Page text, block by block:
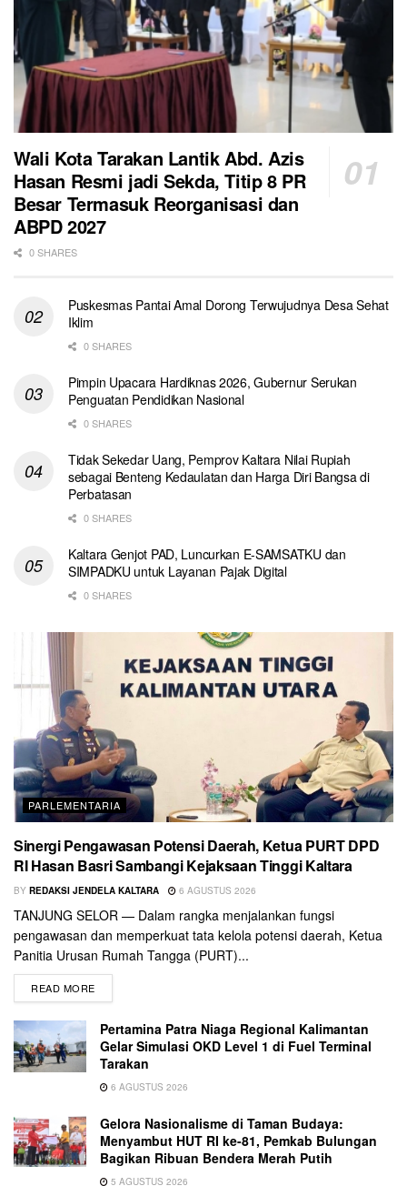
Wali Kota Tarakan Lantik Abd. Azis
Hasan Resmi jadi Sekda, Titip 8 PR
Besar Termasuk Reorganisasi dan
ABPD 2027
0 SHARES
Puskesmas Pantai Amal Dorong Terwujudnya Desa Sehat
Iklim
0 SHARES
Pimpin Upacara Hardiknas 2026, Gubernur Serukan
Penguatan Pendidikan Nasional
0 SHARES
Tidak Sekedar Uang, Pemprov Kaltara Nilai Rupiah
sebagai Benteng Kedaulatan dan Harga Diri Bangsa di
Perbatasan
0 SHARES
Kaltara Genjot PAD, Luncurkan E-SAMSATKU dan
SIMPADKU untuk Layanan Pajak Digital
0 SHARES
PARLEMENTARIA
Sinergi Pengawasan Potensi Daerah, Ketua PURT DPD
RI Hasan Basri Sambangi Kejaksaan Tinggi Kaltara
BY REDAKSI JENDELA KALTARA 6 AGUSTUS 2026
TANJUNG SELOR — Dalam rangka menjalankan fungsi
pengawasan dan memperkuat tata kelola potensi daerah, Ketua
Panitia Urusan Rumah Tangga (PURT)...
READ MORE
Pertamina Patra Niaga Regional Kalimantan
Gelar Simulasi OKD Level 1 di Fuel Terminal
Tarakan
6 AGUSTUS 2026
Gelora Nasionalisme di Taman Budaya:
Menyambut HUT RI ke-81, Pemkab Bulungan
Bagikan Ribuan Bendera Merah Putih
5 AGUSTUS 2026